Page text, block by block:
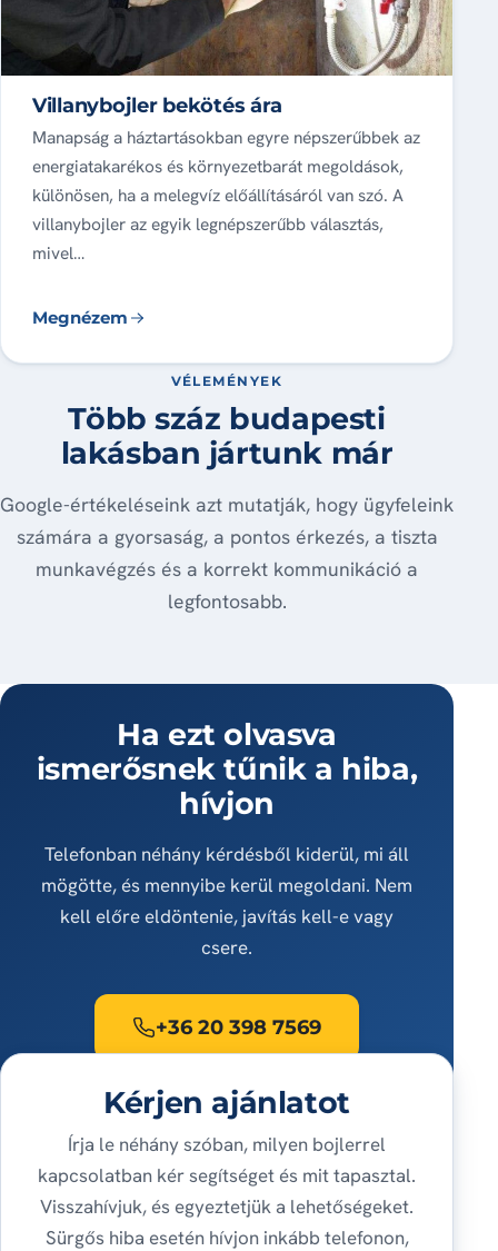
Villanybojler bekötés ára
Manapság a háztartásokban egyre népszerűbbek az
energiatakarékos és környezetbarát megoldások,
különösen, ha a melegvíz előállításáról van szó. A
villanybojler az egyik legnépszerűbb választás,
mivel…
Megnézem
VÉLEMÉNYEK
Több száz budapesti
lakásban jártunk már
Google-értékeléseink azt mutatják, hogy ügyfeleink
számára a gyorsaság, a pontos érkezés, a tiszta
munkavégzés és a korrekt kommunikáció a
legfontosabb.
Ha ezt olvasva
ismerősnek tűnik a hiba,
hívjon
Telefonban néhány kérdésből kiderül, mi áll
mögötte, és mennyibe kerül megoldani. Nem
kell előre eldöntenie, javítás kell-e vagy
csere.
+36 20 398 7569
Kérjen ajánlatot
Írja le néhány szóban, milyen bojlerrel
kapcsolatban kér segítséget és mit tapasztal.
Visszahívjuk, és egyeztetjük a lehetőségeket.
Sürgős hiba esetén hívjon inkább telefonon,